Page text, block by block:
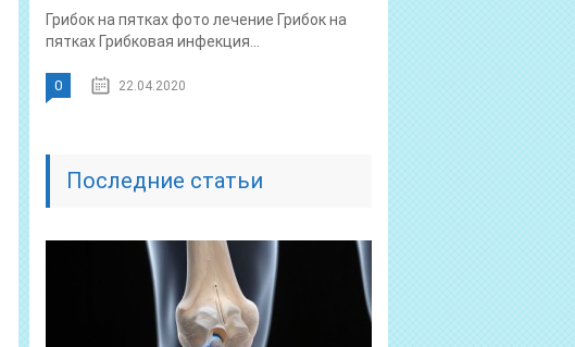
Грибок на пятках фото лечение Грибок на
пятках Грибковая инфекция...
0 22.04.2020
Последние статьи